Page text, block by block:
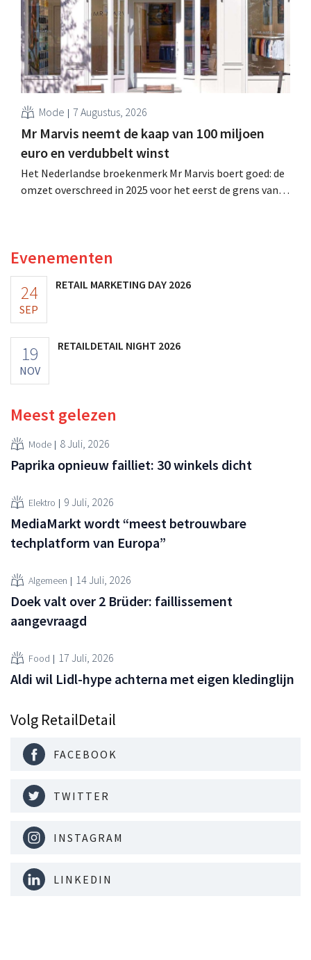
volledige boekjaar.
Mode 7 Augustus, 2026
Mr Marvis neemt de kaap van 100 miljoen
euro en verdubbelt winst
Het Nederlandse broekenmerk Mr Marvis boert goed: de
omzet overschreed in 2025 voor het eerst de grens van
Evenementen
24
SEP
RETAIL MARKETING DAY 2026
19
NOV
RETAILDETAIL NIGHT 2026
Meest gelezen
Mode 8 Juli, 2026
Paprika opnieuw failliet: 30 winkels dicht
Elektro 9 Juli, 2026
MediaMarkt wordt “meest betrouwbare
techplatform van Europa”
Algemeen 14 Juli, 2026
Doek valt over 2 Brüder: faillissement
aangevraagd
Food 17 Juli, 2026
Aldi wil Lidl-hype achterna met eigen kledinglijn
Volg RetailDetail
FACEBOOK
TWITTER
INSTAGRAM
LINKEDIN